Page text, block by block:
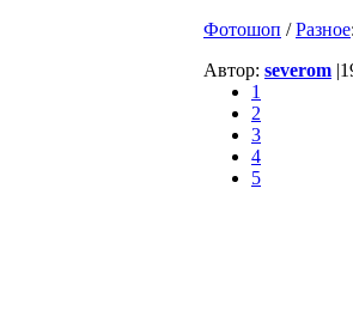
Фотошоп /Разное
Автор: severom |
1
2
3
4
5